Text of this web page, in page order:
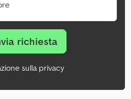
richiesta
sulla privacy